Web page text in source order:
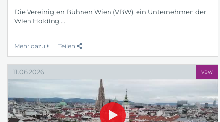
Die Vereinigten Bühnen Wien (VBW), ein Unternehmen der
Wien Holding,...
Mehr dazu Teilen
11.06.2026 VBW